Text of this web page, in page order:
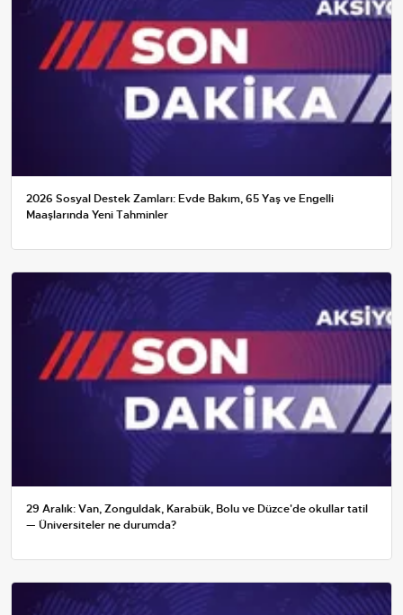
2026 Sosyal Destek Zamları: Evde Bakım, 65 Yaş ve Engelli
Maaşlarında Yeni Tahminler
29 Aralık: Van, Zonguldak, Karabük, Bolu ve Düzce'de okullar tatil
— Üniversiteler ne durumda?